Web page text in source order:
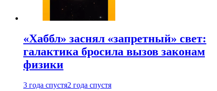
«Хаббл» заснял «запретный» свет:
галактика бросила вызов законам
физики
3 года спустя2 года спустя